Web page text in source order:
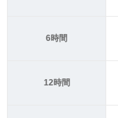
6時間
12時間